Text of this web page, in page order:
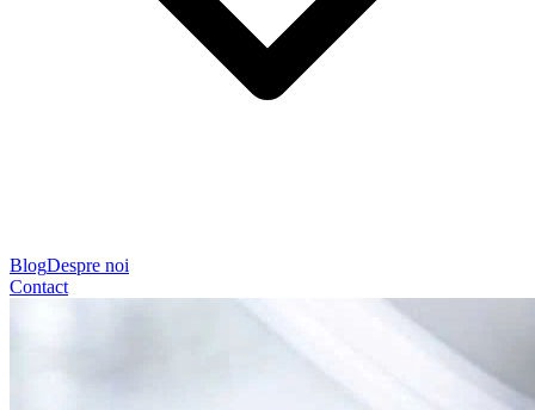
BlogDespre noi
Contact